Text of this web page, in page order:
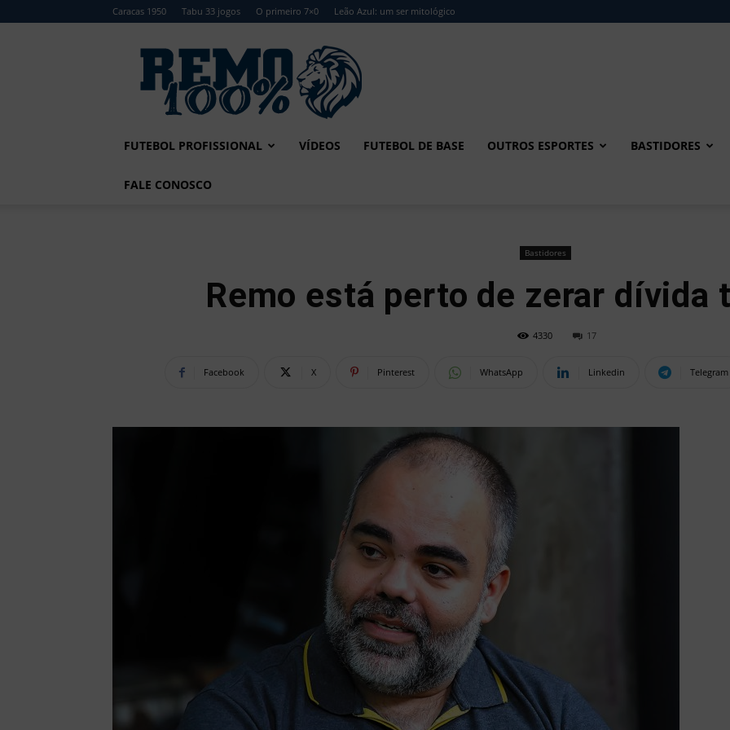
Caracas 1950 Tabu 33 jogos O primeiro 7×0 Leão Azul: um ser mitológico
Remo
FUTEBOL PROFISSIONAL VÍDEOS FUTEBOL DE BASE OUTROS ESPORTES BASTIDORES
FALE CONOSCO
Bastidores
Remo está perto de zerar dívida
4330 17
Facebook X Pinterest WhatsApp Linkedin Telegram